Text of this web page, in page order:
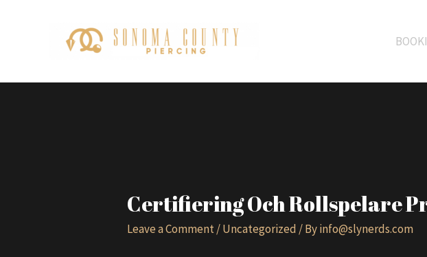
Certifiering Och Rollspelare
Leave a Comment/Uncategorized / Byinfo@slynerds.com